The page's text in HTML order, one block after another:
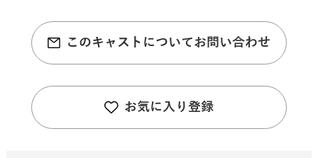
このキャストについてお問い合わせ
お気に入り登録